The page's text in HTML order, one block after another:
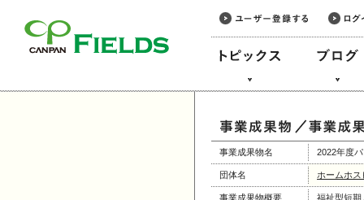
事業成果物名 2022年度
団体名 ホームホス
事業成果物概要
福祉型短期